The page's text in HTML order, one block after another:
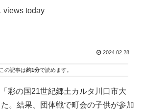
views today
2024.02.28
この記事は約1分で読めます。
彩の国21世紀郷土カルタ川口市大
。結果、団体戦で町会の子供が参加